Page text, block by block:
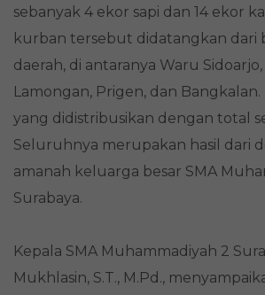
sebanyak 4 ekor sapi dan 14 ekor
kurban tersebut didatangkan dari
daerah, di antaranya Waru
Lamongan, Prigen, dan
yang didistribusikan dengan total
Seluruhnya merupakan hasil dari
amanah keluarga besar SMA
Surabaya.
Kepala SMA Muhammadiyah 2
Mukhlasin, S.T., M.Pd.,